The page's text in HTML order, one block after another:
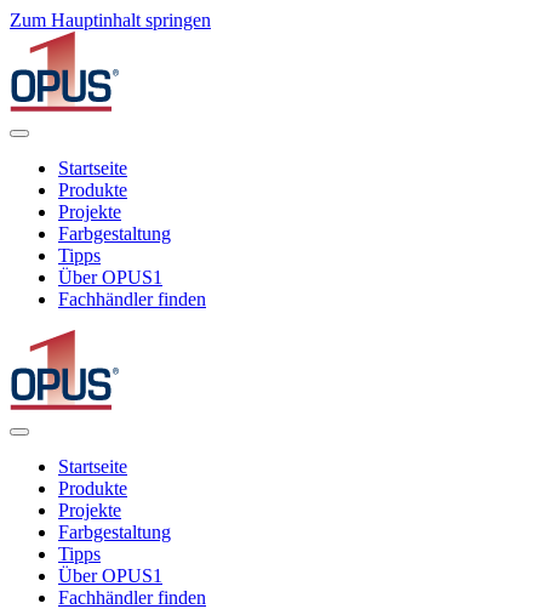
Zum Hauptinhalt springen
Startseite
Produkte
Projekte
Farbgestaltung
Tipps
Über OPUS1
Fachhändler finden
Startseite
Produkte
Projekte
Farbgestaltung
Tipps
Über OPUS1
Fachhändler finden